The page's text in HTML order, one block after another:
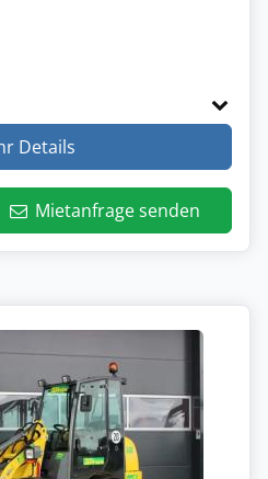
Details
Mietanfrage senden